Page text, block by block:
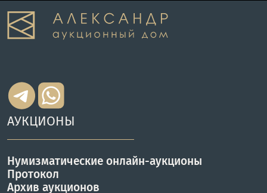
АУКЦИОНЫ
Нумизматические онлайн-аукционы
Протокол
Архив аукционов